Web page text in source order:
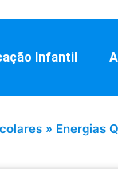
Infantil
» Energias